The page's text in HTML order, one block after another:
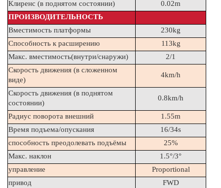
Клиренс (в поднятом состоянии)
0.02m
ПРОИЗВОДИТЕЛЬНОСТЬ
Вместимость платформы
230kg
Способность к расширению
113kg
Макс. вместимость(внутри/снаружи)
2/1
Скорость движения (в сложенном
виде)
4km/h
Скорость движения (в поднятом
состоянии)
0.8km/h
Радиус поворота внешний
1.55m
Время подъема/опускания
16/34s
способность преодолевать подъёмы
25%
Макс. наклон
1.5°/3°
управление
Proportional
привод
FWD